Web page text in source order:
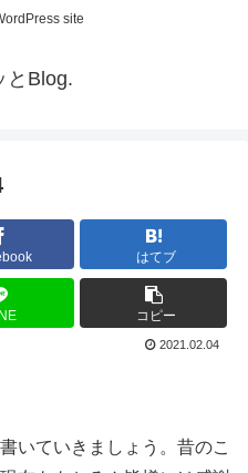
site
とBlog.
はてブ
コピー
2021.02.04
いていきましょう。昔のこ